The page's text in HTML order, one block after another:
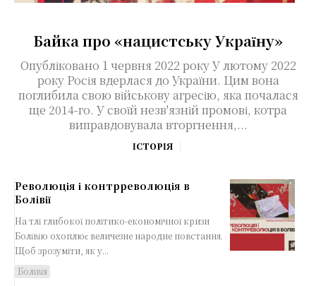
Байка про «нацистську Україну»
Опубліковано 1 червня 2022 року У лютому 2022
року Росія вдерлася до України. Цим вона
поглибила свою військову агресію, яка почалася
ще 2014-го. У своїй незв'язній промові, котра
виправдовувала вторгнення,...
ІСТОРІЯ
Революція і контрреволюція в
Болівії
На тлі глибокої політико-економічної кризи
Болівію охоплює величезне народне повстання.
Щоб зрозуміти, як у...
Болівія